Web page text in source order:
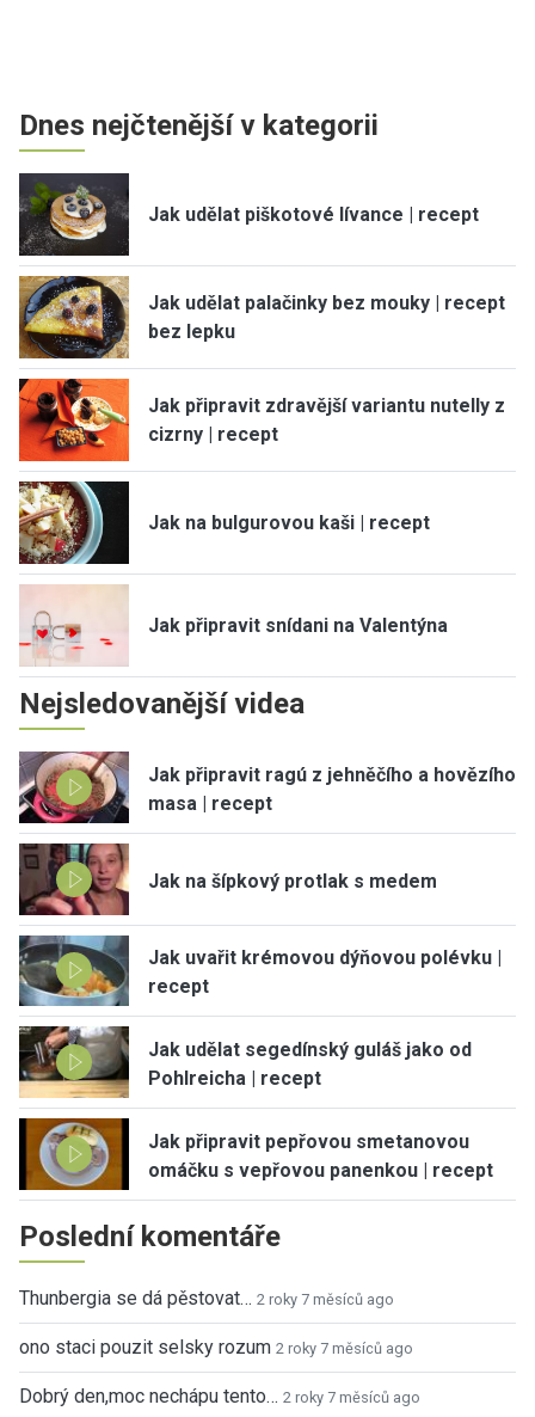
Dnes nejčtenější v kategorii
Jak udělat piškotové lívance | recept
Jak udělat palačinky bez mouky | recept
bez lepku
Jak připravit zdravější variantu nutelly z
cizrny | recept
Jak na bulgurovou kaši | recept
Jak připravit snídani na Valentýna
Nejsledovanější videa
Jak připravit ragú z jehněčího a hovězího
masa | recept
Jak na šípkový protlak s medem
Jak uvařit krémovou dýňovou polévku |
recept
Jak udělat segedínský guláš jako od
Pohlreicha | recept
Jak připravit pepřovou smetanovou
omáčku s vepřovou panenkou | recept
Poslední komentáře
Thunbergia se dá pěstovat… 2 roky 7 měsíců ago
ono staci pouzit selsky rozum 2 roky 7 měsíců ago
Dobrý den,moc nechápu tento… 2 roky 7 měsíců ago